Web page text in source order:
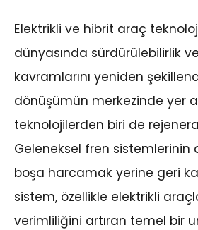
Elektrikli ve hibrit araç
dünyasında sürdürülebilirlik
kavramlarını yeniden
dönüşümün merkezinde yer
teknolojilerden biri de
Geleneksel fren sistemlerinin
boşa harcamak yerine geri
sistem, özellikle elektrikli
verimliliğini artıran temel bir